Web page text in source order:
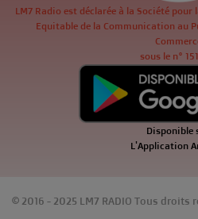
LM7 Radio est déclarée à la Société
Equitable de la Communication au
sous le n°
Disponible
L'Application
© 2016 - 2025 LM7 RADIO Tous droits